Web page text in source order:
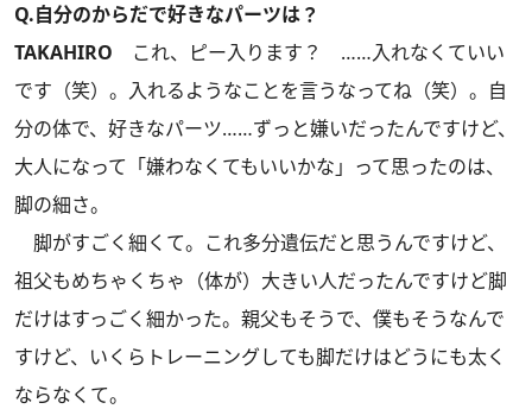
Q.自分のからだで好きなパーツは？
TAKAHIRO これ、ピー入ります？ ……入れなくていい
です（笑）。入れるようなことを言うなってね（笑）。自
分の体で、好きなパーツ……ずっと嫌いだったんですけど、
大人になって「嫌わなくてもいいかな」って思ったのは、
脚の細さ。
脚がすごく細くて。これ多分遺伝だと思うんですけど、
祖父もめちゃくちゃ（体が）大きい人だったんですけど脚
だけはすっごく細かった。親父もそうで、僕もそうなんで
すけど、いくらトレーニングしても脚だけはどうにも太く
ならなくて。